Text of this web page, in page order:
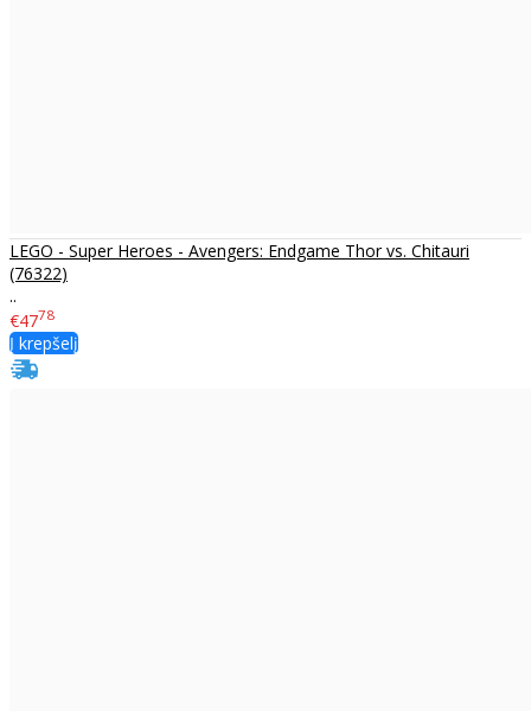
LEGO - Super Heroes - Avengers: Endgame Thor vs. Chitauri
(76322)
..
€4778
Į krepšelį